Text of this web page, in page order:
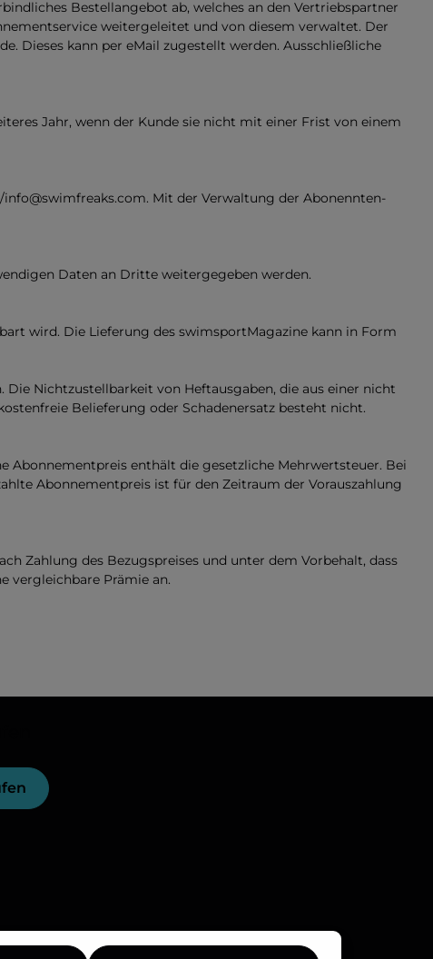
Bestellangebot ab, welches an den Vertriebspartner
weitergeleitet und von diesem verwaltet. Der
Dieses kann per eMail zugestellt werden. Ausschließliche
Jahr, wenn der Kunde sie nicht mit einer Frist von einem
Mit der Verwaltung der Abonennten-
Daten an Dritte weitergegeben werden.
wird. Die Lieferung des swimsportMagazine kann in Form
Nichtzustellbarkeit von Heftausgaben, die aus einer nicht
Belieferung oder Schadenersatz besteht nicht.
Abonnementpreis enthält die gesetzliche Mehrwertsteuer. Bei
Abonnementpreis ist für den Zeitraum der Vorauszahlung
Zahlung des Bezugspreises und unter dem Vorbehalt, dass
vergleichbare Prämie an.